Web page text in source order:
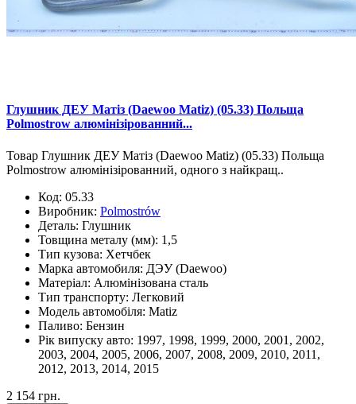
Глушник ДЕУ Матіз (Daewoo Matiz) (05.33) Польща
Polmostrow алюмінізірованний...
Товар Глушник ДЕУ Матіз (Daewoo Matiz) (05.33) Польща
Polmostrow алюмінізірованний, одного з найкращ..
Код: 05.33
Виробник: Polmostrów
Деталь: Глушник
Товщина металу (мм): 1,5
Тип кузова: Хетчбек
Марка автомобиля: ДЭУ (Daewoo)
Матеріал: Алюмінізована сталь
Тип транспорту: Легковий
Модель автомобіля: Matiz
Паливо: Бензин
Рік випуску авто: 1997, 1998, 1999, 2000, 2001, 2002,
2003, 2004, 2005, 2006, 2007, 2008, 2009, 2010, 2011,
2012, 2013, 2014, 2015
2 154 грн.